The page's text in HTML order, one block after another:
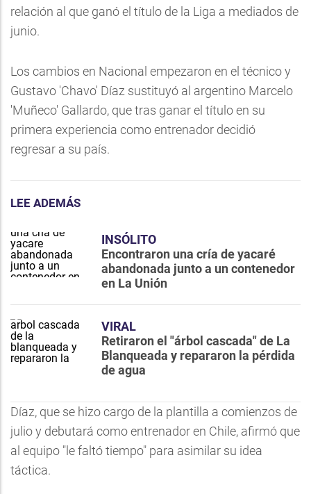
relación al que ganó el título de la Liga a mediados de
junio.
Los cambios en Nacional empezaron en el técnico y
Gustavo 'Chavo' Díaz sustituyó al argentino Marcelo
'Muñeco' Gallardo, que tras ganar el título en su
primera experiencia como entrenador decidió
regresar a su país.
LEE ADEMÁS
INSÓLITO
Encontraron una cría de yacaré
abandonada junto a un contenedor
en La Unión
VIRAL
Retiraron el "árbol cascada" de La
Blanqueada y repararon la pérdida
de agua
Díaz, que se hizo cargo de la plantilla a comienzos de
julio y debutará como entrenador en Chile, afirmó que
al equipo "le faltó tiempo" para asimilar su idea
táctica.